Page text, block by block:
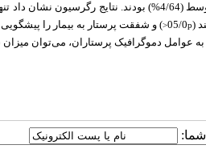
استرس شغلی پرستاران 23/14±73/112 (طیف نمره 175-35) بود و آن‌ها از نظر استرس شغلی در حد
0
p<
) و شفقت پرستار به بیمار را پیشگویی
به عوامل دموگرافیک پرستاران، می‌توان میزان
شما: